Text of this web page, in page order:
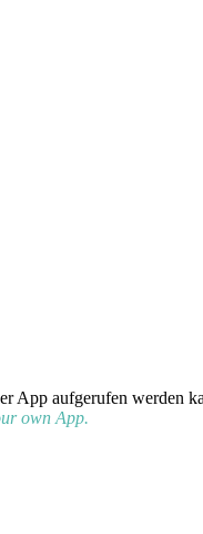
App aufgerufen werden
own App.